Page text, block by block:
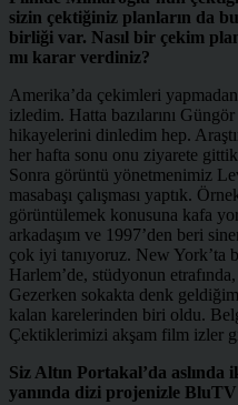
sizin çektiğiniz planların da
birliği var. Nasıl bir çekim
mı karar verdiniz?
Amerika’da çekimleri
izledim. Hatta bazılarını
hikayelerini dinledim hep.
her hafta sonu onu ziyarete
Sonra görüntü yönetmenimiz
masabaşı çalışması yaptık.
görüntülemek konusuna kafa
arkadaşım ve 1997’den beri
çok iyi tanıyoruz. New York’ta
Harlem’de, stüdyonun
Gezerken sokakta denk
kalan karelerinden biri oldu.
Çektiklerimizi akşam film izler
Siz Altın Portakal’da aslında
yanında dizi projenizle